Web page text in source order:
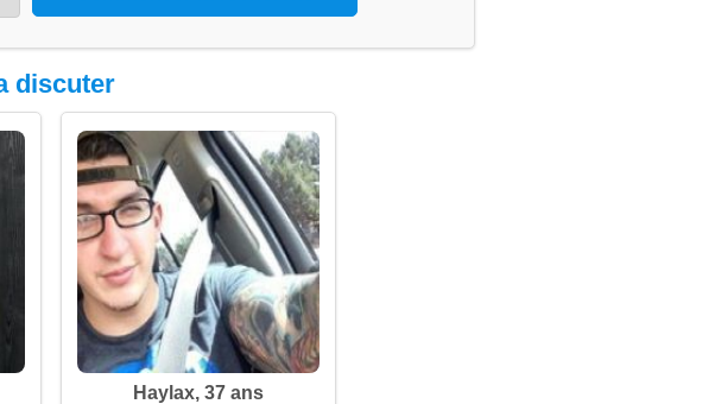
discuter
Haylax, 37 ans